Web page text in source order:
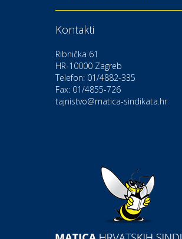
Moda i ljepota
Gastro
Hotel Bunčić Vrbovec
Izletište i vinotočje VINIA
Popusti na naočale u Optici
Kontakti
Ribnička 61
HR-10000 Zagreb
Telefon: 01/4882-335
Fax: 01/4855-726
tajnistvo@matica-sindikata.hr